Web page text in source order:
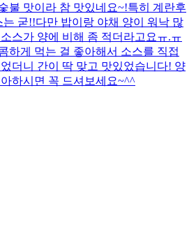
불 맛이라 참 맛있네요~!특히 계란후
굳!! ​다만 밥이랑 야채 양이 워낙 많
스가 양에 비해 좀 적더라고요ㅠ.ㅠ
하게 먹는 걸 좋아해서 소스를 직접
더니 간이 딱 맞고 맛있었습니다! 양
하시면 꼭 드셔보세요~^^